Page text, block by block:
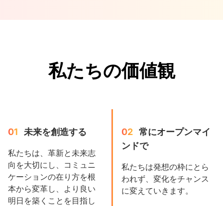
私たちの価値観
01 未来を創造する
私たちは、革新と未来志
向を大切にし、コミュニ
ケーションの在り方を根
本から変革し、より良い
明日を築くことを目指し
02 常にオープンマイ
ンドで
私たちは発想の枠にとら
われず、変化をチャンス
に変えていきます。